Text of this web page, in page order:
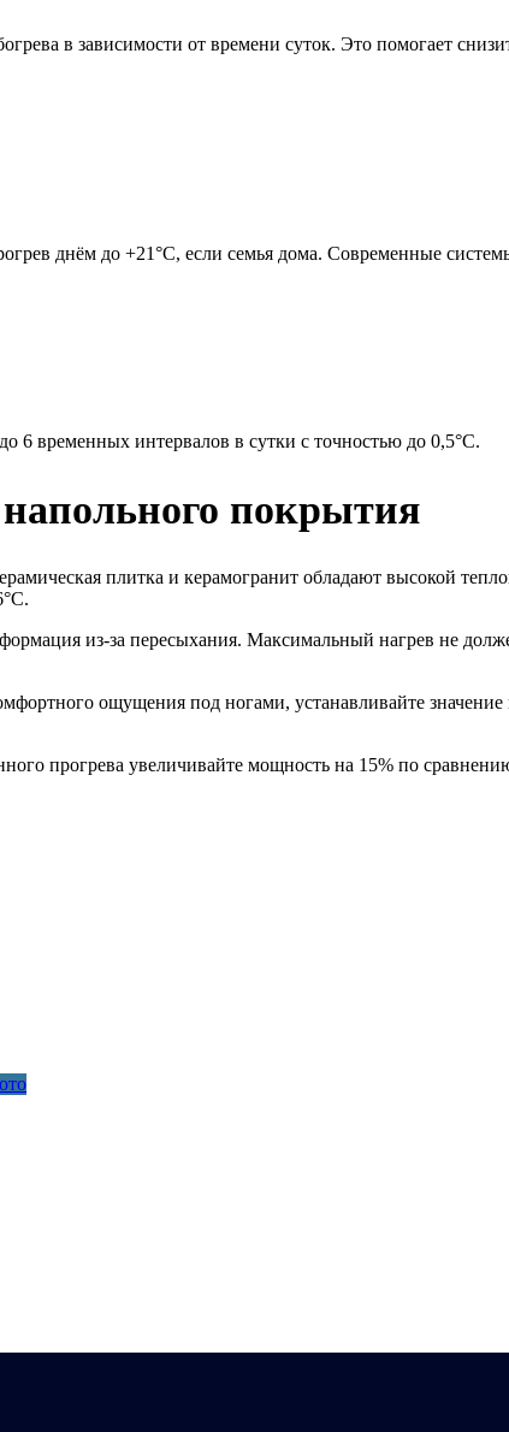
в зависимости от времени суток. Это помогает
днём до +21°C, если семья дома. Современные
6 временных интервалов в сутки с точностью до 0,5°C.
покрытия
плитка и керамогранит обладают высокой
из-за пересыхания. Максимальный нагрев не
ощущения под ногами, устанавливайте
прогрева увеличивайте мощность на 15% по